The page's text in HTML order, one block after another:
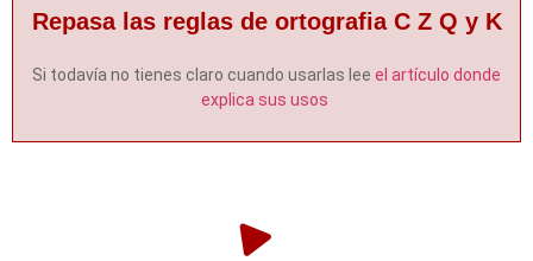
Repasa las reglas de ortografia C Z Q y K
Si todavía no tienes claro cuando usarlas lee el artículo donde
explica sus usos